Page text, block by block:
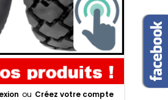
ou Créez votre compte